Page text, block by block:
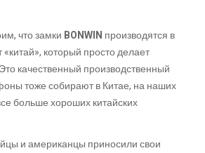
что замки BONWIN производятся в
«китай», который просто делает
качественный производственный
тоже собирают в Китае, на наших
больше хороших китайских
и американцы приносили свои